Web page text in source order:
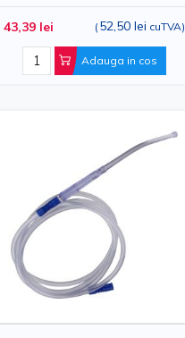
43,39 lei ( 52,50 lei cuTVA)
Adauga in cos